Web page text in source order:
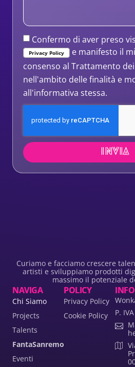
Confermo di aver preso
Privacy Policy
e manifesto il
consenso al Trattamento
nell'ambito delle finalità e
all'informativa stessa.
INVIA
Curiamo e facciamo crescere
artisti e sviluppiamo prodotti
massimo il potenziale
NAVIGA
Chi Siamo
Projects
Talents
FantaSanremo
Eventi
POLICY
Privacy Policy
Cookie Policy
INFO
P.